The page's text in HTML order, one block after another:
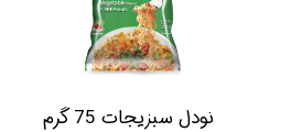
نودل سبزیجات 75 گرم